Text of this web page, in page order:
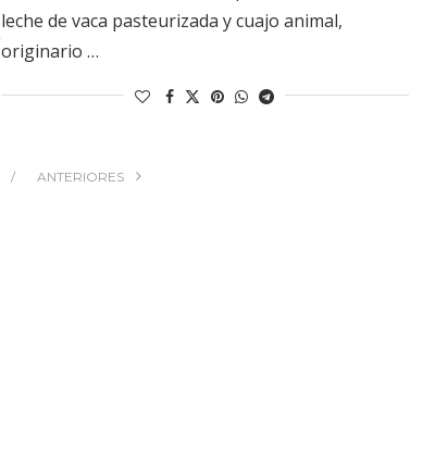
leche de vaca pasteurizada y cuajo animal,
originario …
ANTERIORES